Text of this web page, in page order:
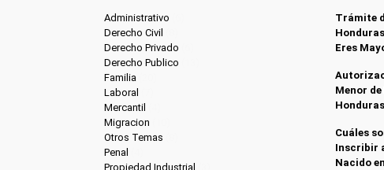
Administrativo
Derecho Civil
Derecho Privado
Derecho Publico
Familia
Laboral
Mercantil
Migracion
Otros Temas
Penal
Propiedad Industrial
Trámite
Eres
Menor de
Honduras
Cuáles
Inscribir
Nacido